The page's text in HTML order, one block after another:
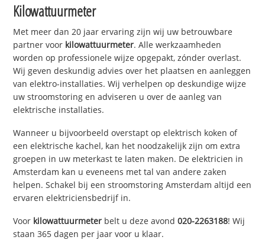
Kilowattuurmeter
Met meer dan 20 jaar ervaring zijn wij uw betrouwbare
partner voor kilowattuurmeter. Alle werkzaamheden
worden op professionele wijze opgepakt, zónder overlast.
Wij geven deskundig advies over het plaatsen en aanleggen
van elektro-installaties. Wij verhelpen op deskundige wijze
uw stroomstoring en adviseren u over de aanleg van
elektrische installaties.
Wanneer u bijvoorbeeld overstapt op elektrisch koken of
een elektrische kachel, kan het noodzakelijk zijn om extra
groepen in uw meterkast te laten maken. De elektricien in
Amsterdam kan u eveneens met tal van andere zaken
helpen. Schakel bij een stroomstoring Amsterdam altijd een
ervaren elektriciensbedrijf in.
Voor kilowattuurmeter belt u deze avond020-2263188! Wij
staan 365 dagen per jaar voor u klaar.